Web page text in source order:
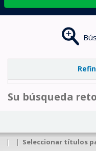
Su búsqueda
| | Seleccionar títulos